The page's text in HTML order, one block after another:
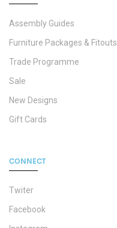
Assembly Guides
Furniture Packages & Fitouts
Trade Programme
Sale
New Designs
Gift Cards
CONNECT
Twiter
Facebook